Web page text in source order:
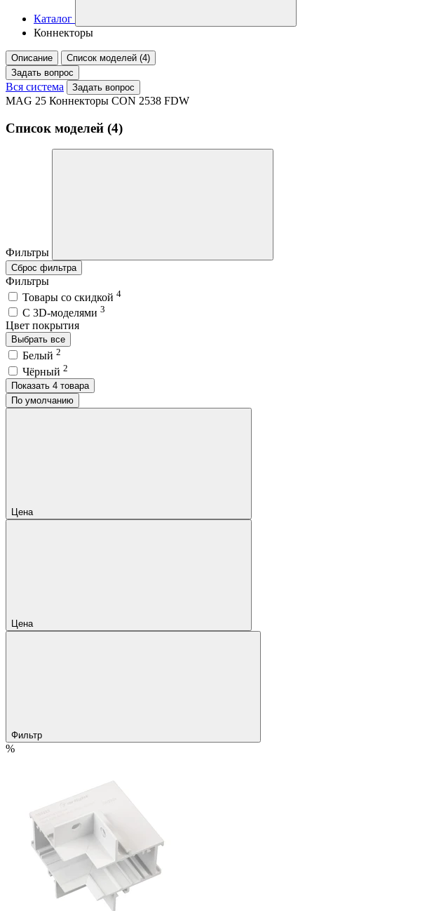
Каталог
Коннекторы
Описание
Список моделей (4)
Задать вопрос
Вся система Задать вопрос
MAG 25 Коннекторы CON 2538 FDW
Список моделей (4)
Фильтры
Сброс фильтра
Фильтры
Товары со скидкой 4
C 3D-моделями 3
Цвет покрытия
Выбрать все
Белый 2
Чёрный 2
Показать 4 товара
По умолчанию
Цена
Цена
Фильтр
%